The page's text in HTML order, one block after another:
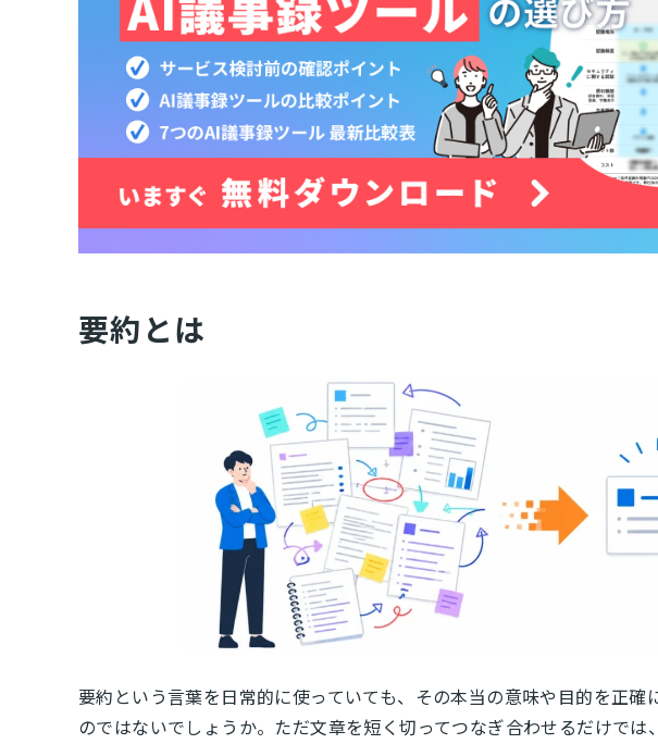
要約とは
要約という言葉を日常的に使っていても、その本当の意味や目的を正確
のではないでしょうか。ただ文章を短く切ってつなぎ合わせるだけでは